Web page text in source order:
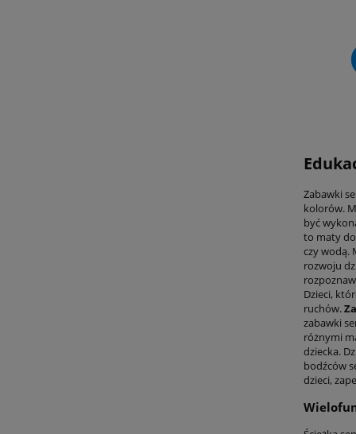
Zabawki
kolorów.
być
to maty
czy wodą.
rozwoju
Dzieci,
ruchów.
zabawki
różnymi
dziecka.
bodźców
dzieci,